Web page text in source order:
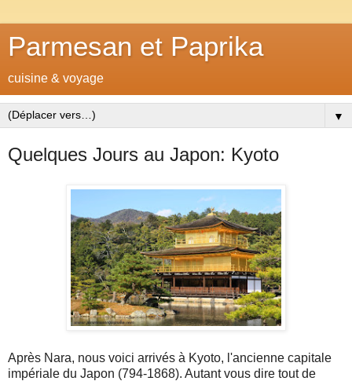
Parmesan et Paprika
cuisine & voyage
▼
Quelques Jours au Japon: Kyoto
Après Nara, nous voici arrivés à Kyoto, l'ancienne capitale
impériale du Japon (794-1868). Autant vous dire tout de